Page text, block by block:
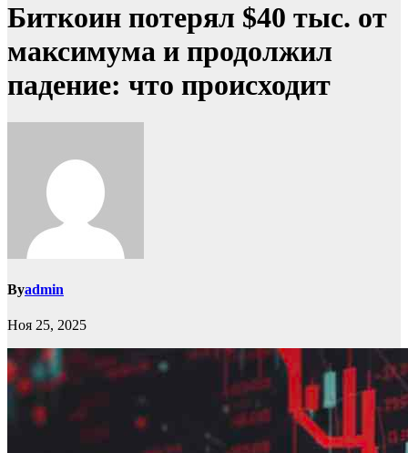
Биткоин потерял $40 тыс. от
максимума и продолжил
падение: что происходит
Byadmin
Ноя 25, 2025